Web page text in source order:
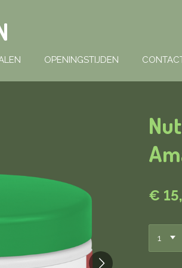
OPENINGSTIJDEN
€